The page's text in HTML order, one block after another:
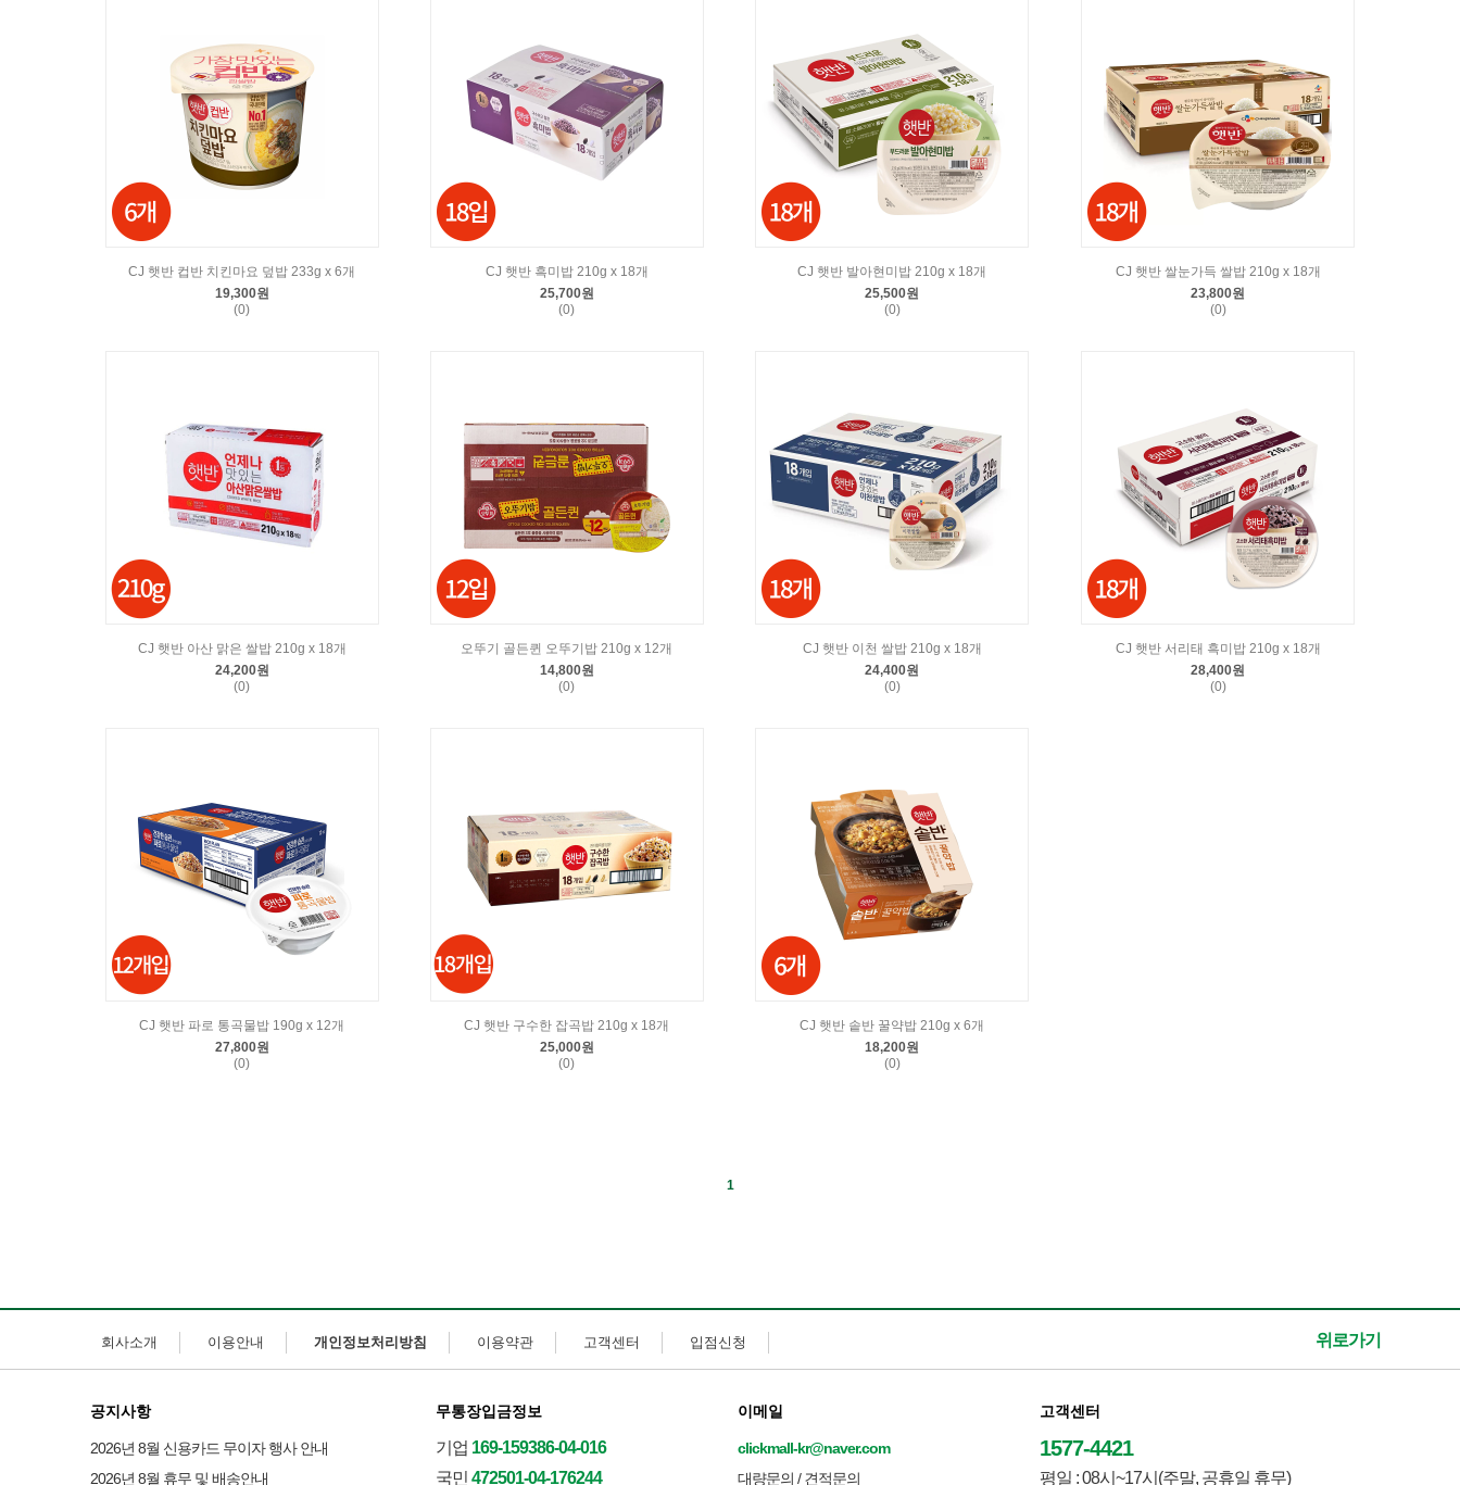
CJ 햇반 컵반 치킨마요 덮밥 233g x 6개
19,300원
(0)
CJ 햇반 흑미밥 210g x 18개
25,700원
(0)
CJ 햇반 발아현미밥 210g x 18개
25,500원
(0)
CJ 햇반 쌀눈가득 쌀밥 210g x 18개
23,800원
(0)
CJ 햇반 아산 맑은 쌀밥 210g x 18개
24,200원
(0)
오뚜기 골든퀸 오뚜기밥 210g x 12개
14,800원
(0)
CJ 햇반 이천 쌀밥 210g x 18개
24,400원
(0)
CJ 햇반 서리태 흑미밥 210g x 18개
28,400원
(0)
CJ 햇반 파로 통곡물밥 190g x 12개
27,800원
(0)
CJ 햇반 구수한 잡곡밥 210g x 18개
25,000원
(0)
CJ 햇반 솥반 꿀약밥 210g x 6개
18,200원
(0)
1
회사소개 이용안내 개인정보처리방침 이용약관 고객센터 입점신청 위로가기
공지사항
2026년 8월 신용카드 무이자 행사 안내
2026년 8월 휴무 및 배송안내
무통장입금정보
기업 169-159386-04-016
국민 472501-04-176244
이메일
clickmall-kr@naver.com
대량문의 / 견적문의
고객센터
1577-4421
평일 : 08시~17시(주말, 공휴일 휴무)